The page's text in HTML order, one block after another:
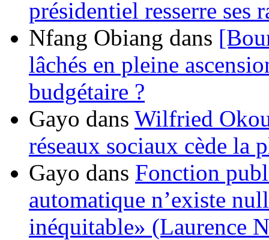
présidentiel resserre ses
Nfang Obiang dans
lâchés en pleine
budgétaire ?
Gayo dans Wilfried
réseaux sociaux cède la
Gayo dans Fonction
automatique n’existe
inéquitable» (Laurence